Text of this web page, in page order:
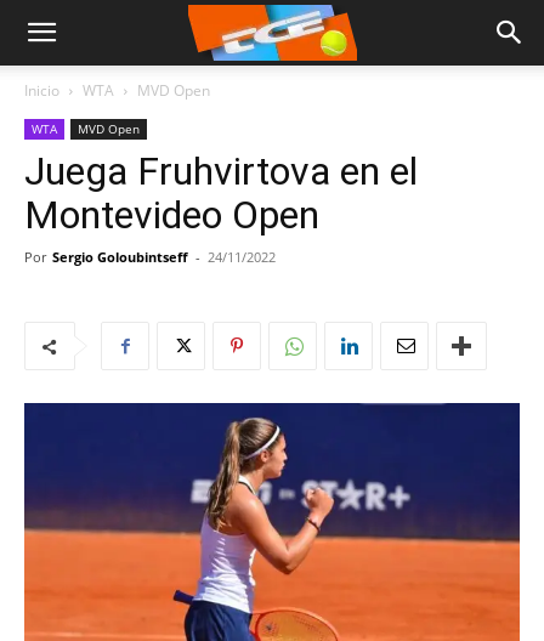
Inicio WTA MVD Open
WTA MVD Open
Juega Fruhvirtova en el
Montevideo Open
Por Sergio Goloubintseff - 24/11/2022